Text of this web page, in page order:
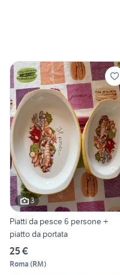
3
Piatti da pesce 6 persone +
piatto da portata
25 €
Roma (RM)